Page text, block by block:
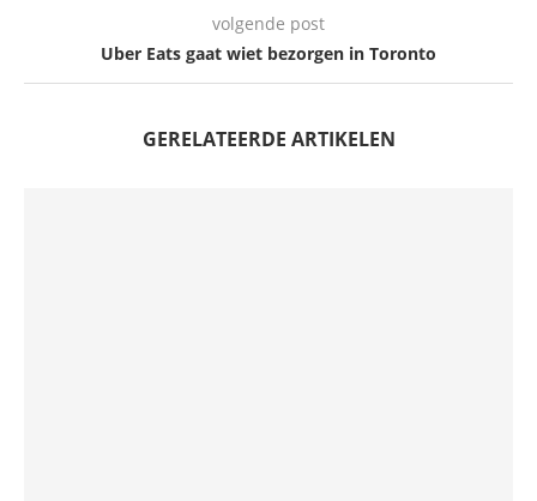
volgende post
Uber Eats gaat wiet bezorgen in Toronto
GERELATEERDE ARTIKELEN